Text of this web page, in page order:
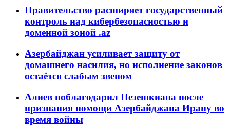
Правительство расширяет государственный
контроль над кибербезопасностью и
доменной зоной .az
Азербайджан усиливает защиту от
домашнего насилия, но исполнение законов
остаётся слабым звеном
Алиев поблагодарил Пезешкиана после
признания помощи Азербайджана Ирану во
время войны